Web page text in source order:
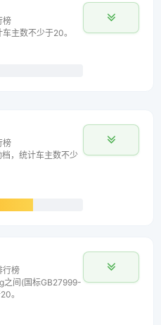
榜
主数不少于20。
榜
，统计车主数不少
行榜
之间(国标GB27999-
。